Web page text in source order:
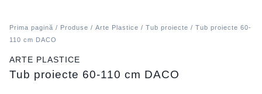
Prima pagină / Produse / Arte Plastice / Tub proiecte / Tub proiecte 60-
110 cm DACO
ARTE PLASTICE
Tub proiecte 60-110 cm DACO